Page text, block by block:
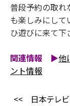
普段予約の取れ
も楽しみにして
ひ遊びに来て下
関連情報 ▶他
ント情報
<<
日本テレ